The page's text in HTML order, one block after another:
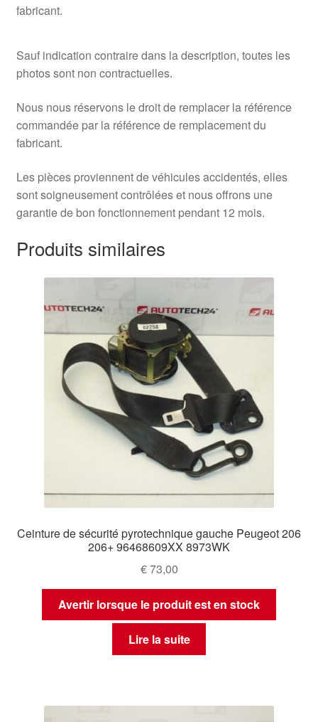
fabricant.
Sauf indication contraire dans la description, toutes les
photos sont non contractuelles.
Nous nous réservons le droit de remplacer la référence
commandée par la référence de remplacement du
fabricant.
Les pièces proviennent de véhicules accidentés, elles
sont soigneusement contrôlées et nous offrons une
garantie de bon fonctionnement pendant 12 mois.
Produits similaires
Ceinture de sécurité pyrotechnique gauche Peugeot 206
206+ 96468609XX 8973WK
€73,00
Avertir lorsque le produit est en stock
Lire la suite